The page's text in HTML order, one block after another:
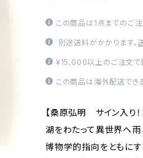
この商品は1点までのご注
別途送料がかかります。
¥15,000以上のご注文で
この商品は海外配送でき
【桑原弘明 サイン入り！！
湖をわたって異世界へ――
博物学的指向をともにす